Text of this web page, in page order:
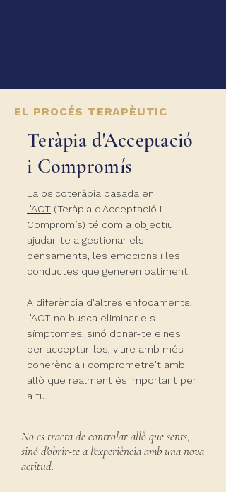
EL PROCÉS TERAPÈUTIC
Teràpia d'Acceptació
i Compromís
La psicoteràpia basada en
l'ACT (Teràpia d'Acceptació i
Compromís) té com a objectiu
ajudar-te a gestionar els
pensaments, les emocions i les
conductes que generen patiment.
A diferència d'altres enfocaments,
l'ACT no busca eliminar els
símptomes, sinó donar-te eines
per acceptar-los, viure amb més
coherència i comprometre't amb
allò que realment és important per
a tu.
No es tracta de controlar allò que sents,
sinó d'obrir-te a l'experiència amb una nova
actitud.